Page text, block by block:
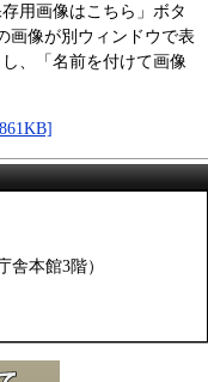
用画像はこちら」ボタ
画像が別ウィンドウで表
、「名前を付けて画像
舎本館3階）